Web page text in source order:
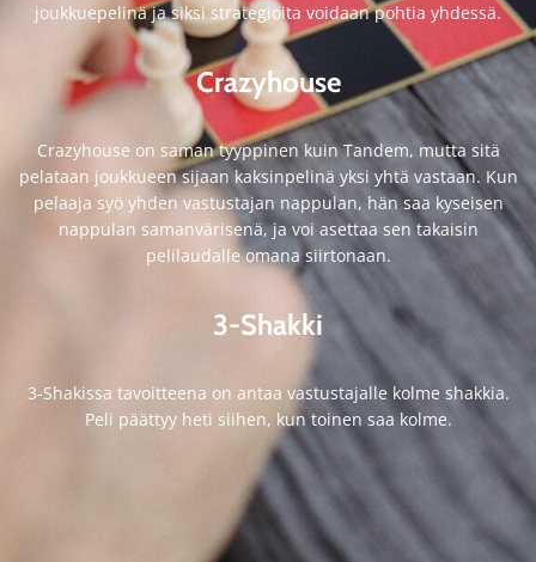
joukkuepelinä ja siksi strategioita voidaan pohtia yhdessä.
Crazyhouse
Crazyhouse on saman tyyppinen kuin Tandem, mutta sitä
pelataan joukkueen sijaan kaksinpelinä yksi yhtä vastaan. Kun
pelaaja syö yhden vastustajan nappulan, hän saa kyseisen
nappulan samanvärisenä, ja voi asettaa sen takaisin
pelilaudalle omana siirtonaan.
3-Shakki
3-Shakissa tavoitteena on antaa vastustajalle kolme shakkia.
Peli päättyy heti siihen, kun toinen saa kolme.